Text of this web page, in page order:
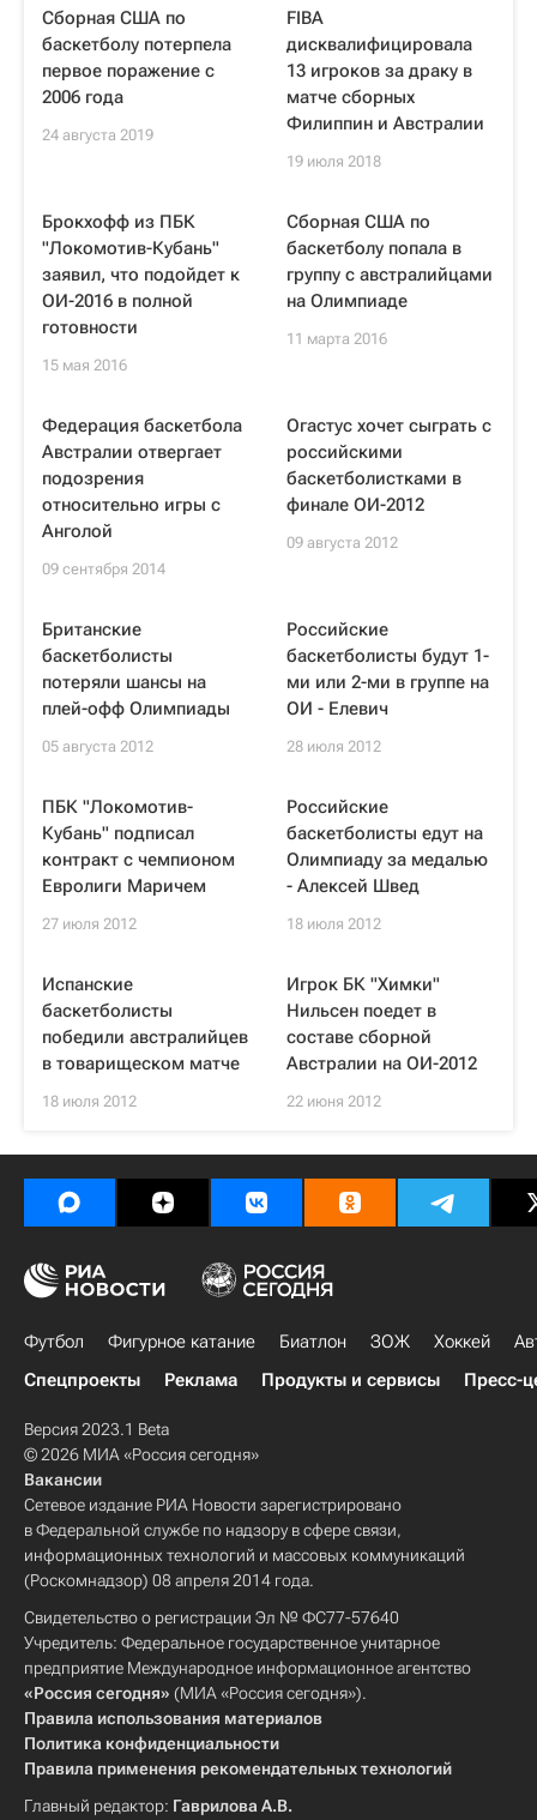
Сборная США по
баскетболу потерпела
первое поражение с
2006 года
24 августа 2019
FIBA
дисквалифицировала
13 игроков за драку в
матче сборных
Филиппин и Австралии
19 июля 2018
Брокхофф из ПБК
"Локомотив-Кубань"
заявил, что подойдет к
ОИ-2016 в полной
готовности
15 мая 2016
Сборная США по
баскетболу попала в
группу с австралийцами
на Олимпиаде
11 марта 2016
Федерация баскетбола
Австралии отвергает
подозрения
относительно игры с
Анголой
09 сентября 2014
Огастус хочет сыграть с
российскими
баскетболистками в
финале ОИ-2012
09 августа 2012
Британские
баскетболисты
потеряли шансы на
плей-офф Олимпиады
05 августа 2012
Российские
баскетболисты будут 1-
ми или 2-ми в группе на
ОИ - Елевич
28 июля 2012
ПБК "Локомотив-
Кубань" подписал
контракт с чемпионом
Евролиги Маричем
27 июля 2012
Российские
баскетболисты едут на
Олимпиаду за медалью
- Алексей Швед
18 июля 2012
Испанские
баскетболисты
победили австралийцев
в товарищеском матче
18 июля 2012
Игрок БК "Химки"
Нильсен поедет в
составе сборной
Австралии на ОИ-2012
22 июня 2012
Футбол Фигурное катание Биатлон ЗОЖ Хоккей
Спецпроекты
Реклама Продукты и сервисы Пресс-
Версия 2023.1 Beta
© 2026 МИА «Россия сегодня»
Вакансии
Сетевое издание РИА Новости зарегистрировано
в Федеральной службе по надзору в сфере связи,
информационных технологий и массовых коммуникаций
(Роскомнадзор) 08 апреля 2014 года.
Свидетельство о регистрации Эл № ФС77-57640
Учредитель: Федеральное государственное унитарное
предприятие Международное информационное агентство
«Россия сегодня» (МИА «Россия сегодня»).
Правила использования материалов
Политика конфиденциальности
Правила применения рекомендательных технологий
Главный редактор: Гаврилова А.В.